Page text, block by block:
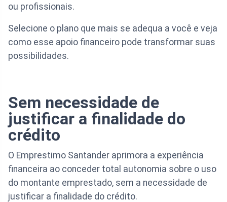
ou profissionais.
Selecione o plano que mais se adequa a você e veja
como esse apoio financeiro pode transformar suas
possibilidades.
Sem necessidade de
justificar a finalidade do
crédito
O Emprestimo Santander aprimora a experiência
financeira ao conceder total autonomia sobre o uso
do montante emprestado, sem a necessidade de
justificar a finalidade do crédito.